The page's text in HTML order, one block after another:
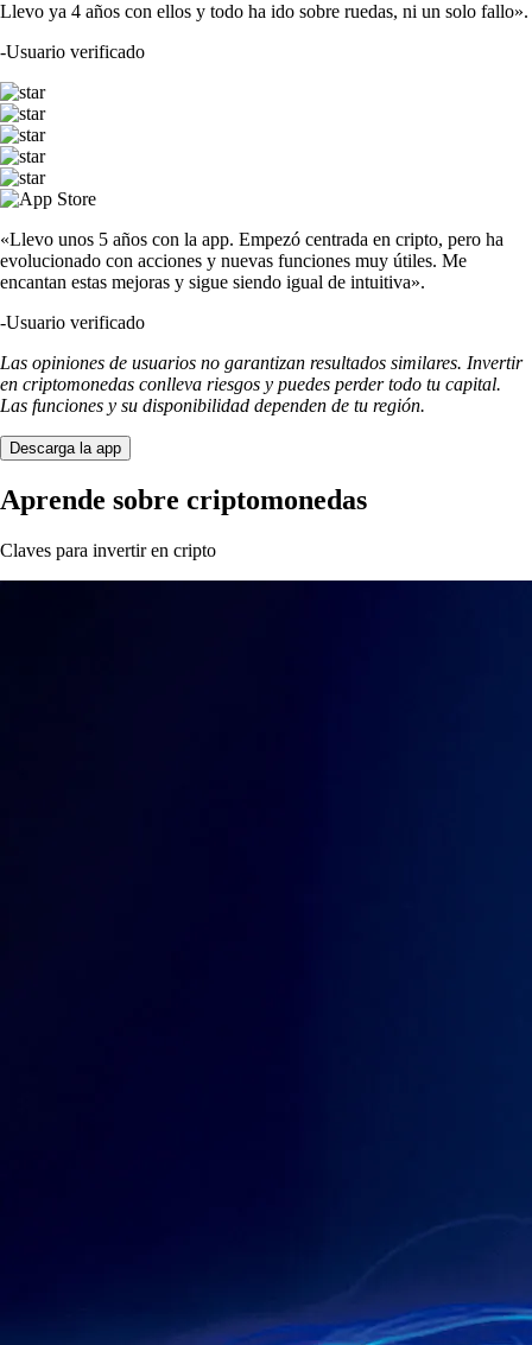
Llevo ya 4 años con ellos y todo ha ido sobre ruedas, ni un solo fallo».
-Usuario verificado
«Llevo unos 5 años con la app. Empezó centrada en cripto, pero ha
evolucionado con acciones y nuevas funciones muy útiles. Me
encantan estas mejoras y sigue siendo igual de intuitiva».
-Usuario verificado
Las opiniones de usuarios no garantizan resultados similares. Invertir
en criptomonedas conlleva riesgos y puedes perder todo tu capital.
Las funciones y su disponibilidad dependen de tu región.
Descarga la app
Aprende sobre criptomonedas
Claves para invertir en cripto